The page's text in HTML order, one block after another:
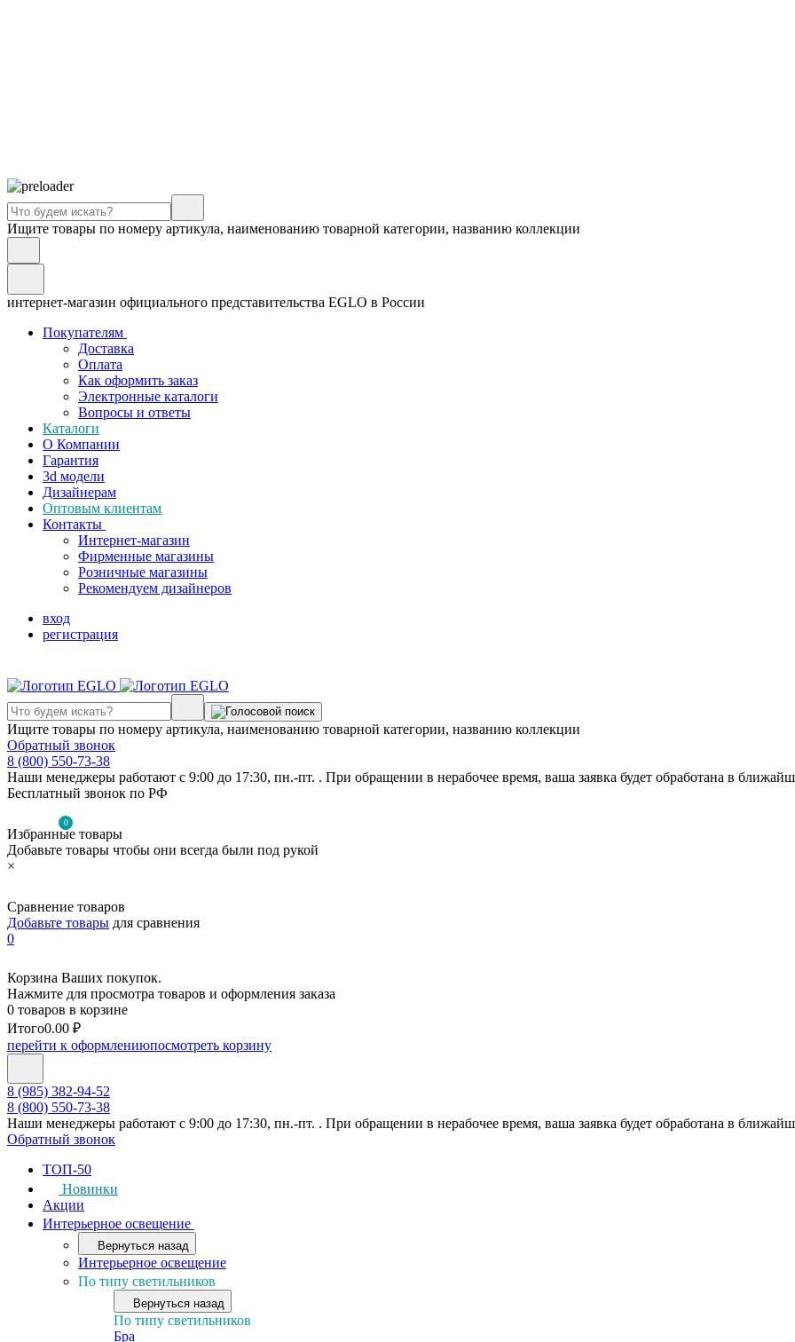
Ищите товары по номеру артикула, наименованию товарной категории, названию коллекции
интернет-магазин официального представительства EGLO в России
Покупателям
Доставка
Оплата
Как оформить заказ
Электронные каталоги
Вопросы и ответы
Каталоги
О Компании
Гарантия
3d модели
Дизайнерам
Оптовым клиентам
Контакты
Интернет-магазин
Фирменные магазины
Розничные магазины
Рекомендуем дизайнеров
вход
регистрация
Ищите товары по номеру артикула, наименованию товарной категории, названию коллекции
Обратный звонок
8 (800) 550-73-38
Наши менеджеры работают с 9:00 до 17:30, пн.-пт. . При обращении в нерабочее время, ваша заявка будет обработана в
Бесплатный звонок по РФ
0
Избранные товары
Добавьте товары чтобы они всегда были под рукой
×
Сравнение товаров
Добавьте товары для сравнения
0
Корзина Ваших покупок.
Нажмите для просмотра товаров и оформления заказа
0 товаров в корзине
Итого0.00 ₽
перейти к оформлениюпосмотреть корзину
8 (985) 382-94-52
8 (800) 550-73-38
Наши менеджеры работают с 9:00 до 17:30, пн.-пт. . При обращении в нерабочее время, ваша заявка будет обработана в
Обратный звонок
ТОП-50
Новинки
Акции
Интерьерное освещение
Вернуться назад
Интерьерное освещение
По типу светильников
Вернуться назад
По типу светильников
Бра